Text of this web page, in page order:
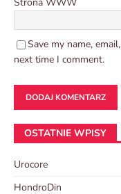
Save my name,
next time I comment.
OSTATNIE WPISY
Urocore
HondroDin